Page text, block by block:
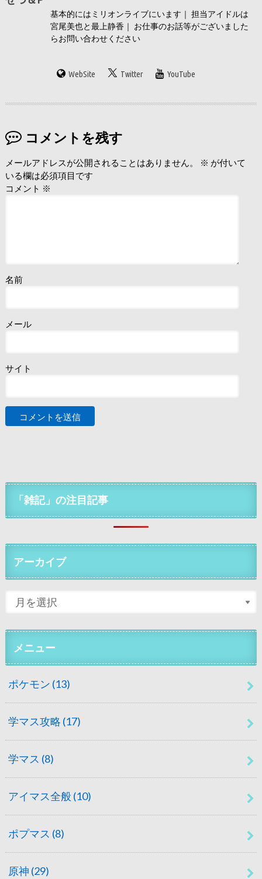
基本的にはミリオンライブにいます｜ 担当アイドルは
宮尾美也と最上静香｜ お仕事のお話等がございました
らお問い合わせください
WebSite Twitter YouTube
コメントを残す
メールアドレスが公開されることはありません。 ※ が付いて
いる欄は必須項目です
コメント ※
名前
メール
サイト
「雑記」の注目記事
アーカイブ
メニュー
ポケモン (13)
学マス攻略 (17)
学マス (8)
アイマス全般 (10)
ポプマス (8)
原神 (29)